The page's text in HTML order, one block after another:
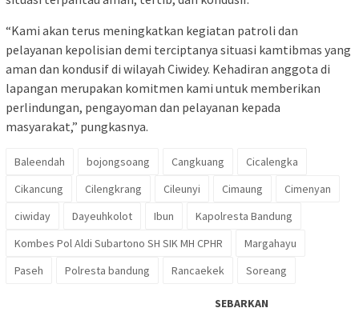
“Kami akan terus meningkatkan kegiatan patroli dan
pelayanan kepolisian demi terciptanya situasi kamtibmas yang
aman dan kondusif di wilayah Ciwidey. Kehadiran anggota di
lapangan merupakan komitmen kami untuk memberikan
perlindungan, pengayoman dan pelayanan kepada
masyarakat,” pungkasnya.
Baleendah bojongsoang Cangkuang
Cicalengka
Cikancung
Cilengkrang Cileunyi Cimaung
Cimenyan
ciwiday
Dayeuhkolot Ibun
Kapolresta Bandung
Kombes Pol Aldi Subartono SH SIK MH CPHR
Margahayu
Paseh
Polresta bandung Rancaekek Soreang
SEBARKAN